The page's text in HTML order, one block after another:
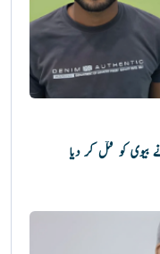
بیوی کو قتل کر دیا